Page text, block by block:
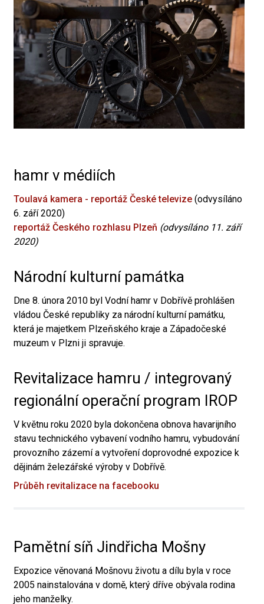
hamr v médiích
Toulavá kamera - reportáž České televize (odvysíláno
6. září 2020)
reportáž Českého rozhlasu Plzeň (odvysíláno 11. září
2020)
Národní kulturní památka
Dne 8. února 2010 byl Vodní hamr v Dobřívě prohlášen
vládou České republiky za národní kulturní památku,
která je majetkem Plzeňského kraje a Západočeské
muzeum v Plzni ji spravuje.
Revitalizace hamru / integrovaný
regionální operační program IROP
V květnu roku 2020 byla dokončena obnova havarijního
stavu technického vybavení vodního hamru, vybudování
provozního zázemí a vytvoření doprovodné expozice k
dějinám železářské výroby v Dobřívě.
Průběh revitalizace na facebooku
Pamětní síň Jindřicha Mošny
Expozice věnovaná Mošnovu životu a dílu byla v roce
2005 nainstalována v domě, který dříve obývala rodina
jeho manželky.